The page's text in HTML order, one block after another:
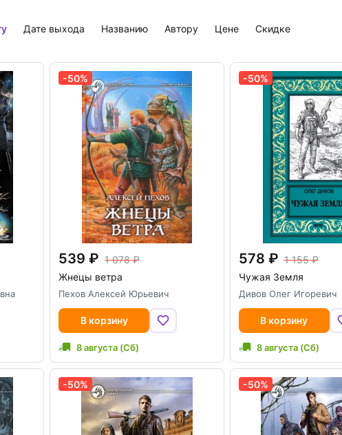
дате выхода названию автору цене скидке
-50%
539
1 078
Жнецы ветра
Пехов Алексей Юрьевич
В корзину
8 августа (Сб)
-50%
578
1 155
Чужая Земля
Дивов Олег Игоревич
В корзину
8 августа (Сб)
-50% -50%